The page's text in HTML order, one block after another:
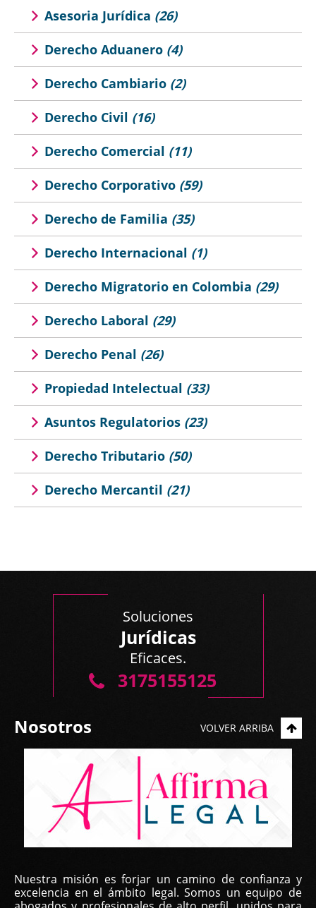
Asesoria Jurídica (26)
Derecho Aduanero (4)
Derecho Cambiario (2)
Derecho Civil (16)
Derecho Comercial (11)
Derecho Corporativo (59)
Derecho de Familia (35)
Derecho Internacional (1)
Derecho Migratorio en Colombia (29)
Derecho Laboral (29)
Derecho Penal (26)
Propiedad Intelectual (33)
Asuntos Regulatorios (23)
Derecho Tributario (50)
Derecho Mercantil (21)
Soluciones
Jurídicas
Eficaces.
3175155125
Nosotros
Nuestra misión es forjar un camino de confianza y
excelencia en el ámbito legal. Somos un equipo de
VOLVER ARRIBA